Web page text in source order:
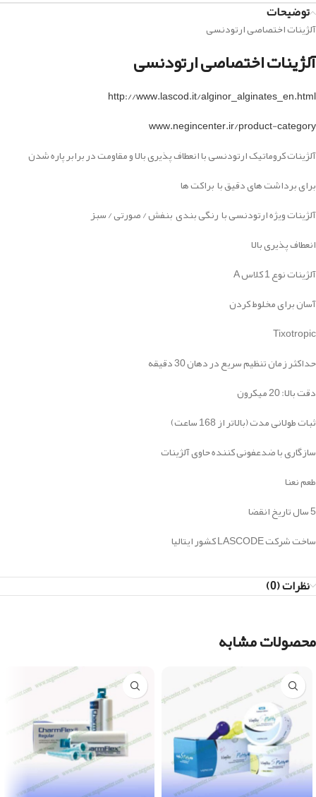
توضیحات
آلژینات اختصاصی ارتودنسی
آلژینات اختصاصی ارتودنسی
http://www.lascod.it/alginor_alginates_en.html
www.negincenter.ir/product-category
آلژینات کروماتیک ارتودنسی با انعطاف پذیری بالا و مقاومت در برابر پاره شدن
برای برداشت های دقیق با براکت ها
آلژینات ویژه ارتودنسی با رنگی بندی بنفش / صورتی / سبز
انعطاف پذیری بالا
آلژینات نوع 1 کلاس A
آسان برای مخلوط کردن
Tixotropic
حداکثر زمان تنظیم سریع در دهان 30 دقیقه
دقت بالا: 20 میکرون
ثبات طولانی مدت (بالاتر از 168 ساعت)
سازگاری با ضدعفونی کننده حاوی آلژینات
طعم نعنا
5 سال تاریخ انقضا
ساخت شرکت LASCODE کشور ایتالیا
نظرات (0)
محصولات مشابه